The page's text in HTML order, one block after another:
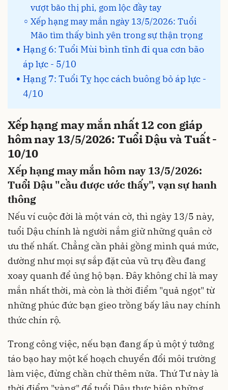
vượt bão thị phi, gom lộc đầy tay
Xếp hạng may mắn ngày 13/5/2026: Tuổi
Mão tìm thấy bình yên trong sự thận trọng
Hạng 6: Tuổi Mùi bình tĩnh đi qua cơn bão
áp lực - 5/10
Hạng 7: Tuổi Tỵ học cách buông bỏ áp lực -
4/10
Xếp hạng may mắn nhất 12 con giáp
hôm nay 13/5/2026: Tuổi Dậu và Tuất -
10/10
Xếp hạng may mắn hôm nay 13/5/2026:
Tuổi Dậu "cầu được ước thấy", vạn sự hanh
thông
Nếu ví cuộc đời là một ván cờ, thì ngày 13/5 này,
tuổi Dậu chính là người nắm giữ những quân cờ
ưu thế nhất. Chẳng cần phải gồng mình quá mức,
dường như mọi sự sắp đặt của vũ trụ đều đang
xoay quanh để ủng hộ bạn. Đây không chỉ là may
mắn nhất thời, mà còn là thời điểm "quả ngọt" từ
những phúc đức bạn gieo trồng bấy lâu nay chính
thức chín rộ.
Trong công việc, nếu bạn đang ấp ủ một ý tưởng
táo bạo hay một kế hoạch chuyển đổi môi trường
làm việc, đừng chần chừ thêm nữa. Thứ Tư này là